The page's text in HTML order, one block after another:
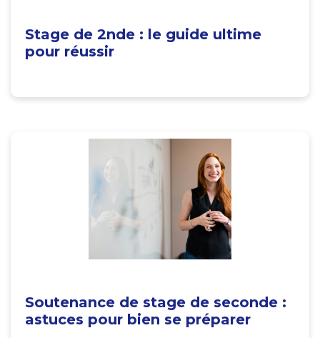
Stage de 2nde : le guide ultime
pour réussir
Soutenance de stage de seconde :
astuces pour bien se préparer